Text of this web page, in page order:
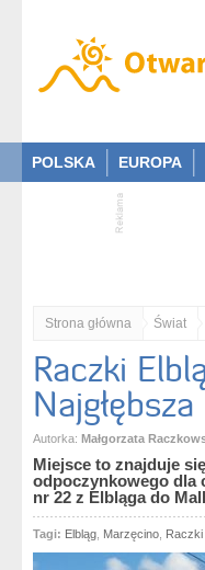
POLSKA EUROPA
Strona główna Świat
Raczki
Autorka: Małgorzata
Miejsce to znajduje
odpoczynkowego dla
nr 22 z Elbląga do
Tagi: Elbląg Marzęcino Raczki